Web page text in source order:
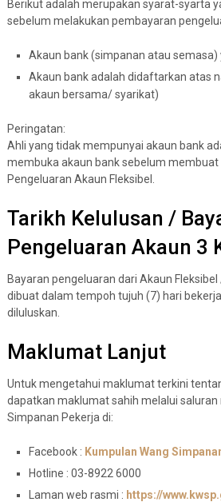
Berikut adalah merupakan syarat-syarta
sebelum melakukan pembayaran
Akaun bank (simpanan atau
Akaun bank adalah didaftarkan atas
akaun bersama/ syarikat)
Peringatan:
Ahli yang tidak mempunyai akaun bank
membuka akaun bank sebelum
Pengeluaran Akaun Fleksibel.
Tarikh Kelulusan /
Pengeluaran Akaun 3
Bayaran pengeluaran dari Akaun Fleksibel
dibuat dalam tempoh tujuh (7) hari
diluluskan.
Maklumat Lanjut
Untuk mengetahui maklumat terkini
dapatkan maklumat sahih melalui saluran
Simpanan Pekerja di:
Facebook : Kumpulan Wang
Hotline : 03-8922 6000
Laman web rasmi : https://